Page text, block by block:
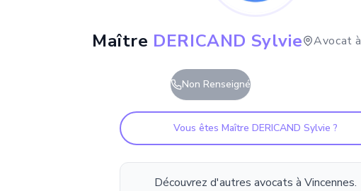
Maître DERICAND Sylvie Avocat à
Non Renseigné
Vous êtes Maître DERICAND Sylvie ?
Découvrez d'autres avocats à Vincennes.